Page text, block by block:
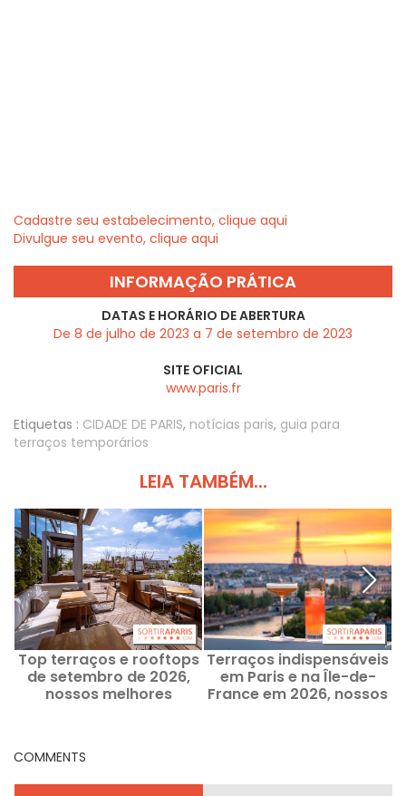
Cadastre seu estabelecimento, clique aqui
Divulgue seu evento, clique aqui
INFORMAÇÃO PRÁTICA
DATAS E HORÁRIO DE ABERTURA
De 8 de julho de 2023 a 7 de setembro de 2023
SITE OFICIAL
www.paris.fr
Etiquetas : CIDADE DE PARIS, notícias paris, guia para
terraços temporários
LEIA TAMBÉM...
Top terraços e rooftops
de setembro de 2026,
nossos melhores
Terraços indispensáveis
em Paris e na Île-de-
France em 2026, nossos
COMMENTS